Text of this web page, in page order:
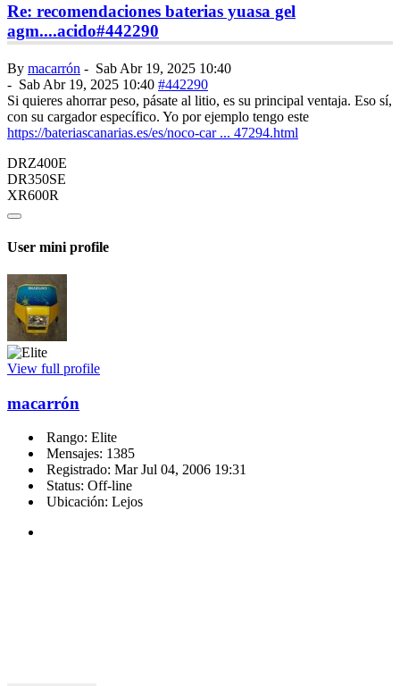
Re: recomendaciones baterias yuasa gel
agm....acido#442290
By macarrón - Sab Abr 19, 2025 10:40
- Sab Abr 19, 2025 10:40 #442290
Si quieres ahorrar peso, pásate al litio, es su principal ventaja. Eso sí,
con su cargador específico. Yo por ejemplo tengo este
https://bateriascanarias.es/es/noco-car ... 47294.html
DRZ400E
DR350SE
XR600R
User mini profile
View full profile
macarrón
Rango: Elite
Mensajes: 1385
Registrado: Mar Jul 04, 2006 19:31
Status: Off-line
Ubicación: Lejos